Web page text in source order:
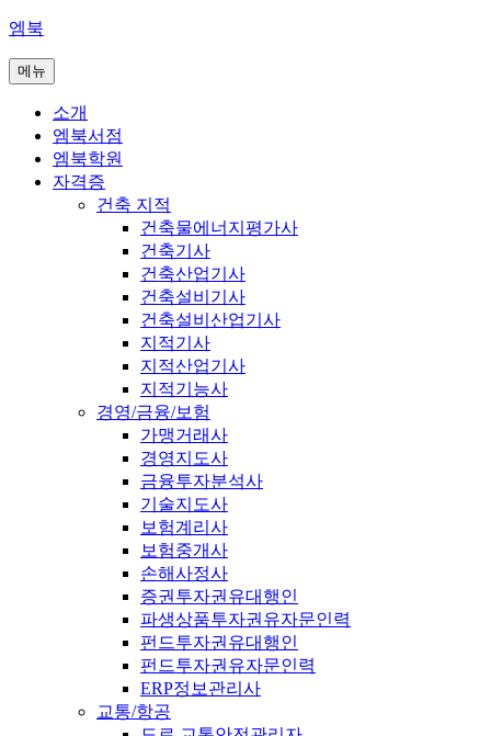
콘
츠
엠북
메뉴
소개
엠북서점
엠북학원
자격증
건축 지적
건축물에너지평가사
건축기사
건축산업기사
건축설비기사
건축설비산업기사
지적기사
지적산업기사
지적기능사
경영/금융/보험
가맹거래사
경영지도사
금융투자분석사
기술지도사
보험계리사
보험중개사
손해사정사
증권투자권유대행인
파생상품투자권유자문인력
펀드투자권유대행인
펀드투자권유자문인력
ERP정보관리사
교통/항공